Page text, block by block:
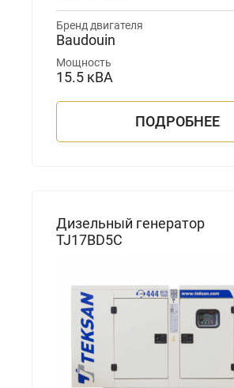
Бренд двигателя
Baudouin
Мощность
15.5 кВА
ПОДРОБНЕЕ
Дизельный генератор
TJ17BD5C